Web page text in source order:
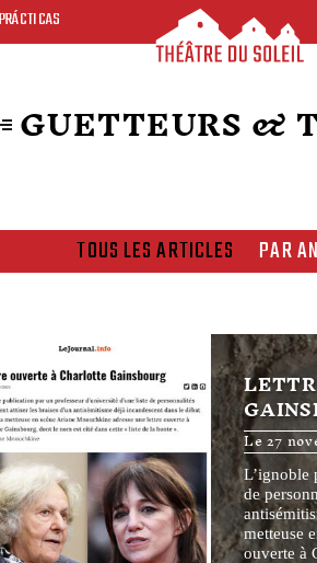
GUETTEURS &
TOUS LES ARTICLES PAR
Le 27
L’ignoble
de
metteuse
ouverte à